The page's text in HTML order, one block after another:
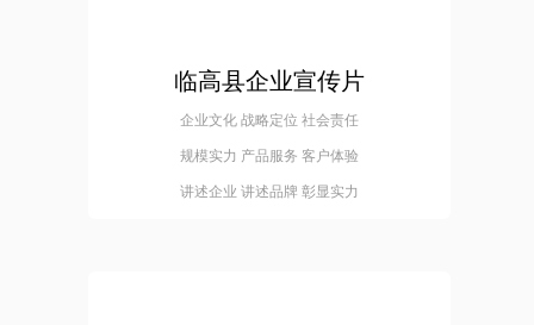
临高县企业宣传片
企业文化 战略定位 社会责任
规模实力 产品服务 客户体验
讲述企业 讲述品牌 彰显实力